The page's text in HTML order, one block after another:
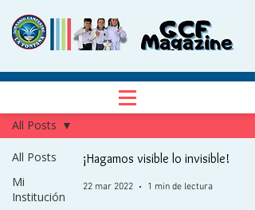
All Posts
Mi
Institución
All Posts
¡Hagamos visible lo invisible!
22 mar 2022 1 min de lectura